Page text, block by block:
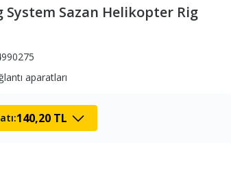
Sazan Helikopter Rig
aparatları
140,20 TL